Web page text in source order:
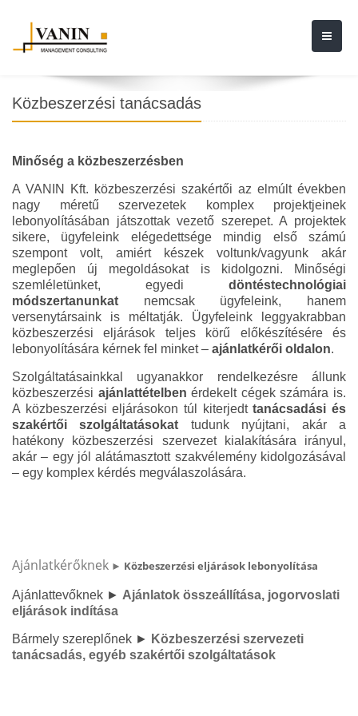
Közbeszerzési tanácsadás
Minőség a közbeszerzésben
A VANIN Kft. közbeszerzési szakértői az elmúlt években
nagy méretű szervezetek komplex projektjeinek
lebonyolításában játszottak vezető szerepet. A projektek
sikere, ügyfeleink elégedettsége mindig első számú
szempont volt, amiért készek voltunk/vagyunk akár
meglepően új megoldásokat is kidolgozni. Minőségi
szemléletünket, egyedi döntéstechnológiai
módszertanunkat nemcsak ügyfeleink, hanem
versenytársaink is méltatják. Ügyfeleink leggyakrabban
közbeszerzési eljárások teljes körű előkészítésére és
lebonyolítására kérnek fel minket – ajánlatkérői oldalon.
Szolgáltatásainkkal ugyanakkor rendelkezésre állunk
közbeszerzési ajánlattételben érdekelt cégek számára is.
A közbeszerzési eljárásokon túl kiterjedttanácsadási és
szakértői szolgáltatásokat tudunk nyújtani, akár a
hatékony közbeszerzési szervezet kialakítására irányul,
akár – egy jól alátámasztott szakvélemény kidolgozásával
– egy komplex kérdés megválaszolására.
Ajánlatkérőknek ► Közbeszerzési eljárások lebonyolítása
Ajánlattevőknek ► Ajánlatok összeállítása, jogorvoslati
eljárások indítása
Bármely szereplőnek ► Közbeszerzési szervezeti
tanácsadás, egyéb szakértői szolgáltatások